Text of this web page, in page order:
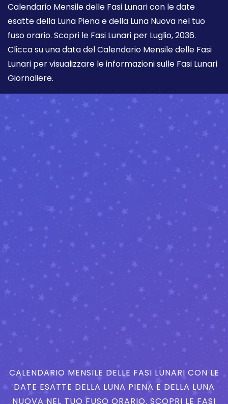
Calendario Mensile delle Fasi Lunari con le date
esatte della Luna Piena e della Luna Nuova nel tuo
fuso orario. Scopri le Fasi Lunari per Luglio, 2036.
Clicca su una data del Calendario Mensile delle Fasi
Lunari per visualizzare le informazioni sulle Fasi Lunari
Giornaliere.
CALENDARIO MENSILE DELLE FASI LUNARI CON LE
DATE ESATTE DELLA LUNA PIENA E DELLA LUNA
NUOVA NEL TUO FUSO ORARIO. SCOPRI LE FASI